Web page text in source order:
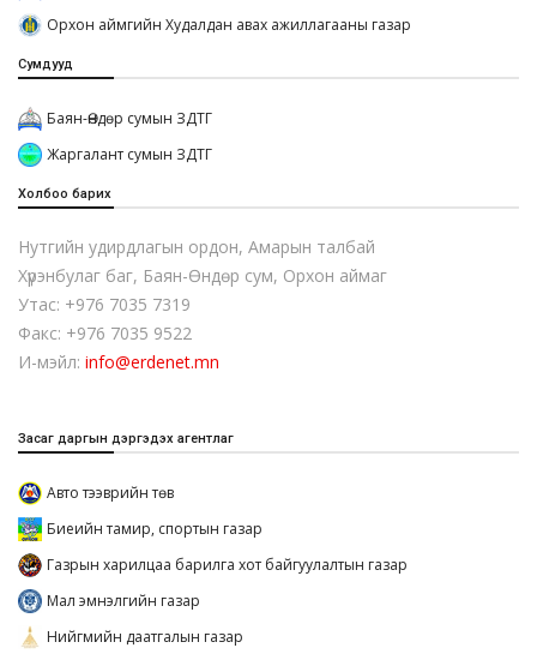
Орхон аймгийн Худалдан авах ажиллагааны газар
Сумдууд
Баян-Өндөр сумын ЗДТГ
Жаргалант сумын ЗДТГ
Холбоо барих
Нутгийн удирдлагын ордон, Амарын талбай
Хүрэнбулаг баг, Баян-Өндөр сум, Орхон аймаг
Утас: +976 7035 7319
Факс: +976 7035 9522
И-мэйл: info@erdenet.mn
Засаг даргын дэргэдэх агентлаг
Авто тээврийн төв
Биеийн тамир, спортын газар
Газрын харилцаа барилга хот байгуулалтын газар
Мал эмнэлгийн газар
Нийгмийн даатгалын газар